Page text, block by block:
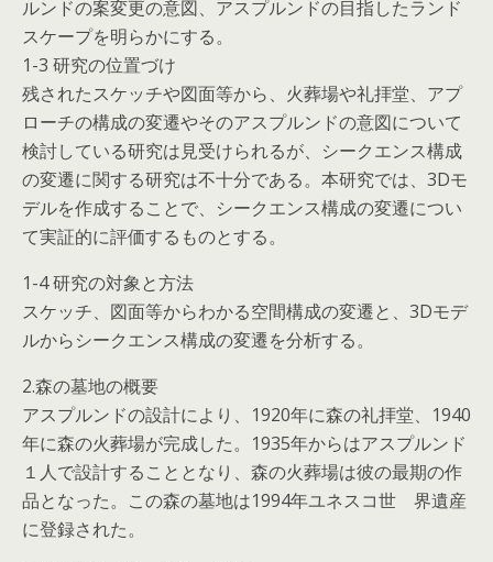
ルンドの案変更の意図、アスプルンドの目指したランド
スケープを明らかにする。
1-3 研究の位置づけ
残されたスケッチや図面等から、火葬場や礼拝堂、アプ
ローチの構成の変遷やそのアスプルンドの意図について
検討している研究は見受けられるが、シークエンス構成
の変遷に関する研究は不十分である。本研究では、3Dモ
デルを作成することで、シークエンス構成の変遷につい
て実証的に評価するものとする。
1-4 研究の対象と方法
スケッチ、図面等からわかる空間構成の変遷と、3Dモデ
ルからシークエンス構成の変遷を分析する。
2.森の墓地の概要
アスプルンドの設計により、1920年に森の礼拝堂、1940
年に森の火葬場が完成した。1935年からはアスプルンド
１人で設計することとなり、森の火葬場は彼の最期の作
品となった。この森の墓地は1994年ユネスコ世 界遺産
に登録された。